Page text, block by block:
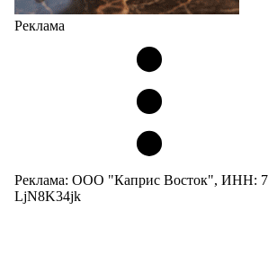
Реклама
Реклама: ООО "Каприс Восток", ИНН:
LjN8K34jk